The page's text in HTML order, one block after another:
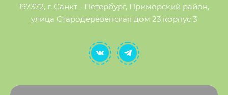
197372, г. Санкт - Петербург, Приморский район,
улица Стародеревенская дом 23 корпус 3